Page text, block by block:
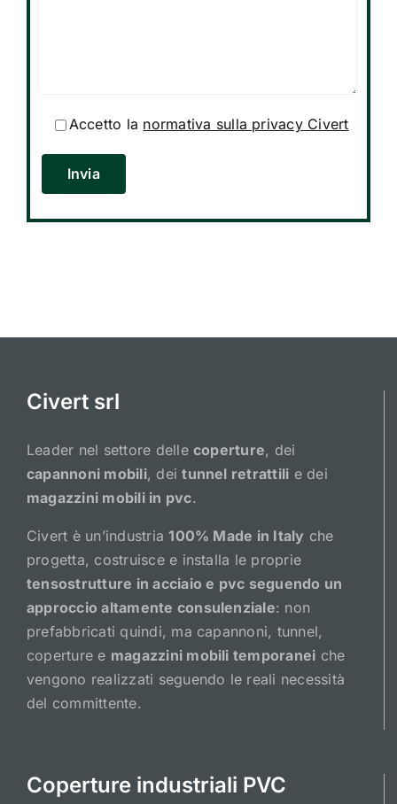
Accetto la normativa sulla privacy Civert
Civert srl
Leader nel settore delle coperture, dei
capannoni mobili, deitunnel retrattili e dei
magazzini mobili in pvc.
Civert è un’industria100% Made in Italy che
progetta, costruisce e installa le proprie
tensostrutture in acciaio e pvc seguendo un
approccio altamente consulenziale: non
prefabbricati quindi, ma capannoni, tunnel,
coperture e magazzini mobili temporanei che
vengono realizzati seguendo le reali necessità
del committente.
Coperture industriali PVC